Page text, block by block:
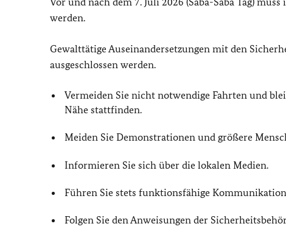
werden.
Gewalttätige Auseinandersetzungen mit den
ausgeschlossen werden.
Vermeiden Sie nicht notwendige Fahrten und
Nähe stattfinden.
Meiden Sie Demonstrationen und größere
Informieren Sie sich über die lokalen Medien.
Führen Sie stets funktionsfähige
Folgen Sie den Anweisungen der